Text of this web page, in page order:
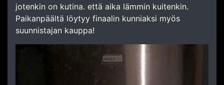
jotenkin on kutina. että aika lämmin kuitenkin.
Paikanpäältä löytyy finaalin kunniaksi myös
suunnistajan kauppa!